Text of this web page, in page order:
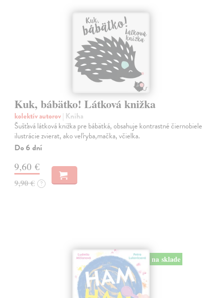
Kuk, bábätko! Látková knižka
kolektív autorov| Kniha
Šušťavá látková knižka pre bábätká, obsahuje kontrastné čiernobiele
ilustrácie zvierat, ako veľryba,mačka, včielka.
Do 6 dní
9,60 €
9,90 € ?
na sklade